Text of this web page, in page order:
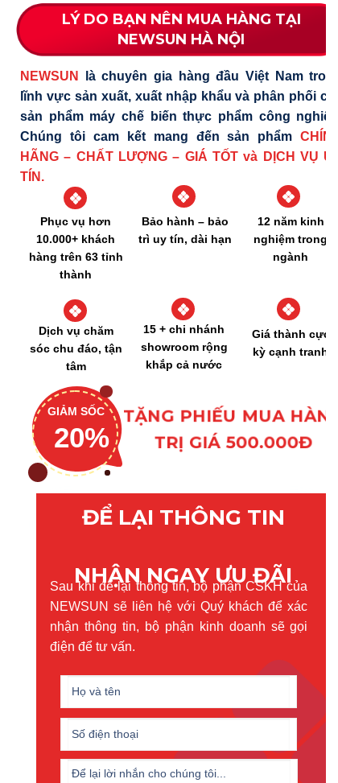
20%
GIẢM SỐC
ĐỂ LẠI THÔNG TIN
NHẬN NGAY ƯU ĐÃI
Sau khi để lại thông tin, bộ phận CSKH của
NEWSUN sẽ liên hệ với Quý khách để xác
nhận thông tin, bộ phận kinh doanh sẽ gọi
điện để tư vấn.
TẶNG PHIẾU MUA HÀNG
TRỊ GIÁ 500.000Đ
Phục vụ hơn
10.000+ khách
hàng trên 63 tỉnh
thành
12 năm kinh
nghiệm trong
ngành
Bảo hành – bảo
trì uy tín, dài hạn
NEWSUN
là chuyên gia hàng đầu Việt Nam trong
lĩnh vực sản xuất, xuất nhập khẩu và phân phối các
sản phẩm máy chế biến thực phẩm công nghiệp.
Chúng tôi cam kết mang đến sản phẩmCHÍNH
HÃNG – CHẤT LƯỢNG – GIÁ TỐT và DỊCH VỤ UY
TÍN.
Dịch vụ chăm
sóc chu đáo, tận
tâm
Giá thành cực
kỳ cạnh tranh
15 + chi nhánh
showroom rộng
khắp cả nước
LÝ DO BẠN NÊN MUA HÀNG TẠI
NEWSUN HÀ NỘI